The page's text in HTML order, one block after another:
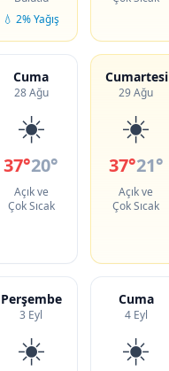
💧 2% Yağış
Cuma
28 Ağu
☀️
37°20°
Açık ve
Çok Sıcak
Cumartesi
29 Ağu
☀️
37°21°
Açık ve
Çok Sıcak
Perşembe
3 Eyl
☀️
Cuma
4 Eyl
☀️